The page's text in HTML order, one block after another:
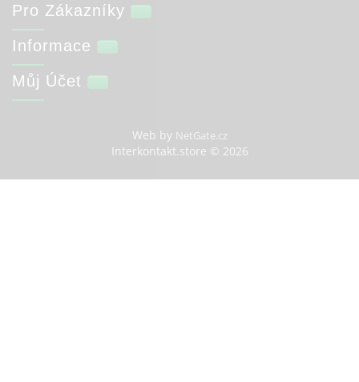
Pro Zákazníky
Informace
Můj Účet
Web by NetGate.cz
Interkontakt.store © 2026